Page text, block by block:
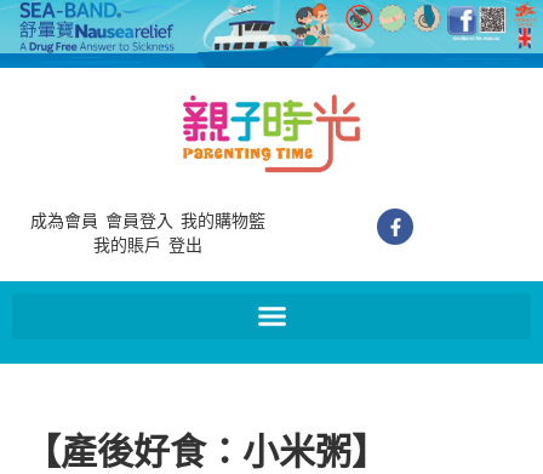
成為會員 會員登入 我的購物籃
我的賬戶 登出
【產後好食：小米粥】